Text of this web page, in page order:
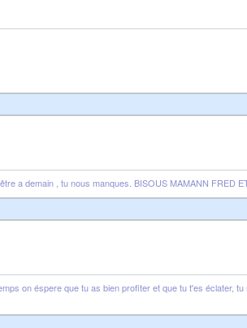
a demain , tu nous manques. BISOUS MAMANN FRED
on éspere que tu as bien profiter et que tu t'es éclater,